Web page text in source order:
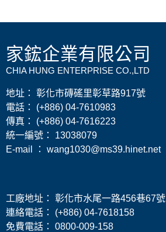
家鋐企業有限公司
CHIA HUNG ENTERPRISE CO.,LTD
地址： 彰化市磚磘里彰草路917號
電話： (+886) 04-7610983
傳真： (+886) 04-7616223
​統一編號： 13038079
E-mail ： wang1030@ms39.hinet.net
工廠地址： 彰化市水尾一路456巷67號
連絡電話： (+886) 04-7618158
免費電話： 0800-009-158